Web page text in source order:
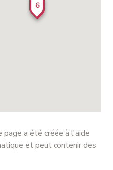
6
page a été créée à l'aide
et peut contenir des